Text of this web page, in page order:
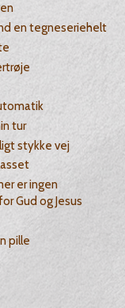
en tegneseriehelt
tur
stykke vej
er ingen
Gud og Jesus
pille